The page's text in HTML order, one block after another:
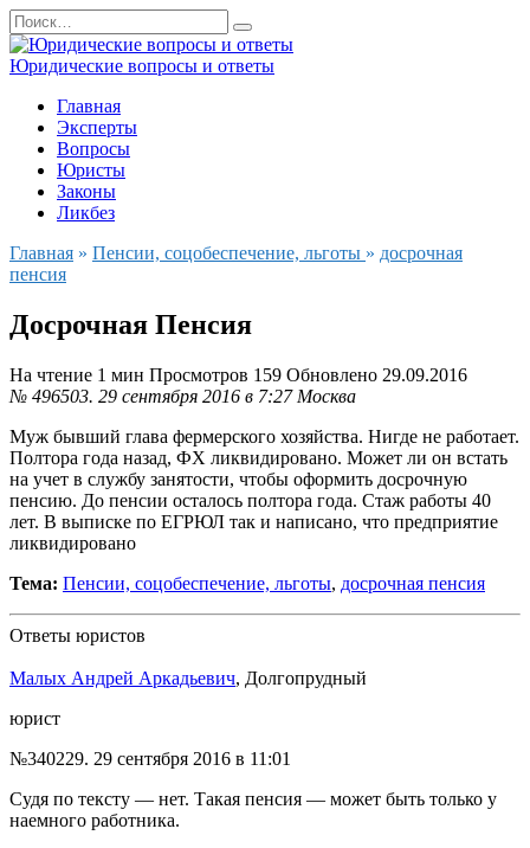
Перейти
к
содержанию
Search
for:
Юридические вопросы и ответы
Главная
Эксперты
Вопросы
Юристы
Законы
Ликбез
Главная » Пенсии, соцобеспечение, льготы » досрочная
пенсия
Досрочная Пенсия
На чтение 1 мин Просмотров 159 Обновлено 29.09.2016
№ 496503. 29 сентября 2016 в 7:27 Москва
Муж бывший глава фермерского хозяйства. Нигде не работает.
Полтора года назад, ФХ ликвидировано. Может ли он встать
на учет в службу занятости, чтобы оформить досрочную
пенсию. До пенсии осталось полтора года. Стаж работы 40
лет. В выписке по ЕГРЮЛ так и написано, что предприятие
ликвидировано
Тема: Пенсии, соцобеспечение, льготы, досрочная пенсия
Ответы юристов
Малых Андрей Аркадьевич, Долгопрудный
юрист
№340229. 29 сентября 2016 в 11:01
Судя по тексту — нет. Такая пенсия — может быть только у
наемного работника.